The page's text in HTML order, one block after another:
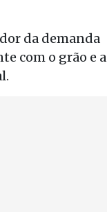
da demanda
com o grão e a